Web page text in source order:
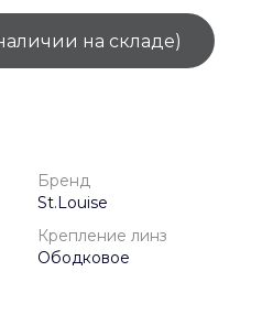
на складе)
Бренд
St.Louise
Крепление линз
Ободковое